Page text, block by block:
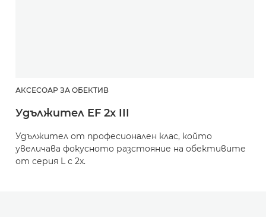
АКСЕСОАР ЗА ОБЕКТИВ
Удължител EF 2x III
Удължител от професионален клас, който
увеличава фокусното разстояние на обективите
от серия L с 2x.